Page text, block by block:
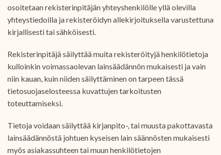
osoitetaan rekisterinpitäjän yhteyshenkilölle yllä olevilla
yhteystiedoilla ja rekisteröidyn allekirjoituksella varustettuna
kirjallisesti tai sähköisesti.
Rekisterinpitäjä säilyttää muita rekisteröityjä henkilötietoja
kulloinkin voimassaolevan lainsäädännön mukaisesti ja vain
niin kauan, kuin niiden säilyttäminen on tarpeen tässä
tietosuojaselosteessa kuvattujen tarkoitusten
toteuttamiseksi.
Tietoja voidaan säilyttää kirjanpito-, tai muusta pakottavasta
lainsäädännöstä johtuen kyseisen lain säännösten mukaisesti
myös asiakassuhteen tai muun henkilötietojen